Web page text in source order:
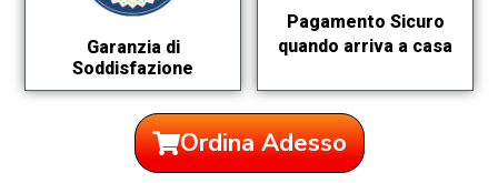
Garanzia di
Soddisfazione
Pagamento Sicuro
quando arriva a casa
Ordina Adesso